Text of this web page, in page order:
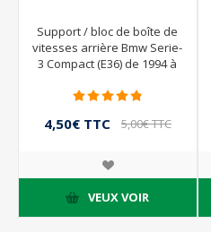
Support / bloc de boîte de
vitesses arrière Bmw Serie-
3 Compact (E36) de 1994 à
4,50€ TTC 5,00€ TTC
VEUX VOIR